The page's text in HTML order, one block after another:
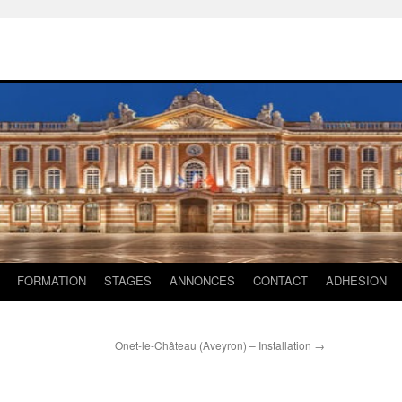
FORMATION STAGES ANNONCES CONTACT ADHESION
Onet-le-Château (Aveyron) – Installation →